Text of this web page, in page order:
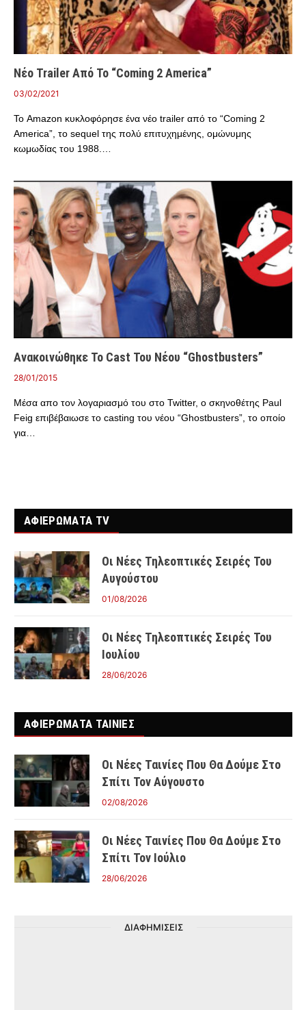
Νέο Trailer Από Το “Coming 2 America”
03/02/2021
Το Amazon κυκλοφόρησε ένα νέο trailer από το “Coming 2
America”, το sequel της πολύ επιτυχημένης, ομώνυμης
κωμωδίας του 1988.…
Ανακοινώθηκε Το Cast Του Νέου “Ghostbusters”
28/01/2015
Μέσα απο τον λογαριασμό του στο Twitter, o σκηνοθέτης Paul
Feig επιβέβαιωσε το casting του νέου “Ghostbusters”, το οποίο
για…
ΑΦΙΕΡΩΜΑΤΑ TV
Οι Νέες Τηλεοπτικές Σειρές Του
Αυγούστου
01/08/2026
Οι Νέες Τηλεοπτικές Σειρές Του
Ιουλίου
28/06/2026
ΑΦΙΕΡΩΜΑΤΑ ΤΑΙΝΊΕΣ
Οι Νέες Ταινίες Που Θα Δούμε Στο
Σπίτι Τον Αύγουστο
02/08/2026
Οι Νέες Ταινίες Που Θα Δούμε Στο
Σπίτι Τον Ιούλιο
28/06/2026
ΔΙΑΦΗΜΙΣΕΙΣ